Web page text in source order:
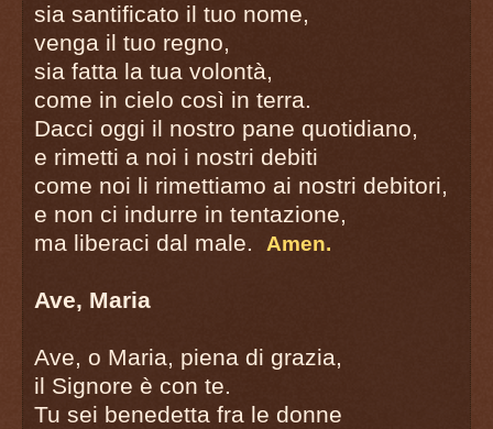
sia santificato il tuo nome,
venga il tuo regno,
sia fatta la tua volontà,
come in cielo così in terra.
Dacci oggi il nostro pane quotidiano,
e rimetti a noi i nostri debiti
come noi li rimettiamo ai nostri debitori,
e non ci indurre in tentazione,
ma liberaci dal male. Amen.
Ave, Maria
Ave, o Maria, piena di grazia,
il Signore è con te.
Tu sei benedetta fra le donne